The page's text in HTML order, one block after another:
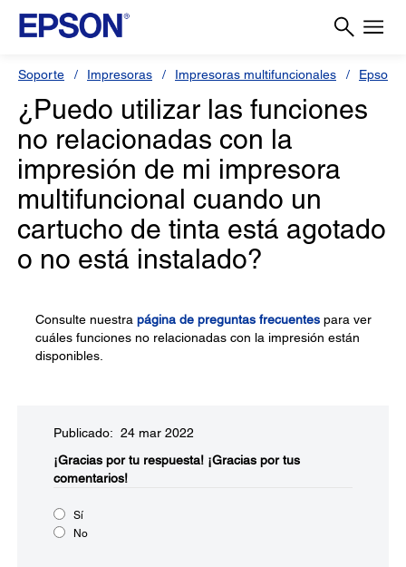
Soporte Impresoras Impresoras multifuncionales Epson
¿Puedo utilizar las funciones
no relacionadas con la
impresión de mi impresora
multifuncional cuando un
cartucho de tinta está agotado
o no está instalado?
Consulte nuestra página de preguntas frecuentes para ver
cuáles funciones no relacionadas con la impresión están
disponibles.
Publicado: 24 mar 2022
¡Gracias por tu respuesta! ¡Gracias por tus
comentarios!
Sí
No